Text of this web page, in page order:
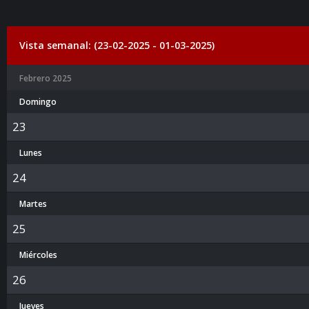
Vista semanal: (23-02-2025 - 01-03-2025)
Febrero 2025
Domingo
23
Lunes
24
Martes
25
Miércoles
26
Jueves